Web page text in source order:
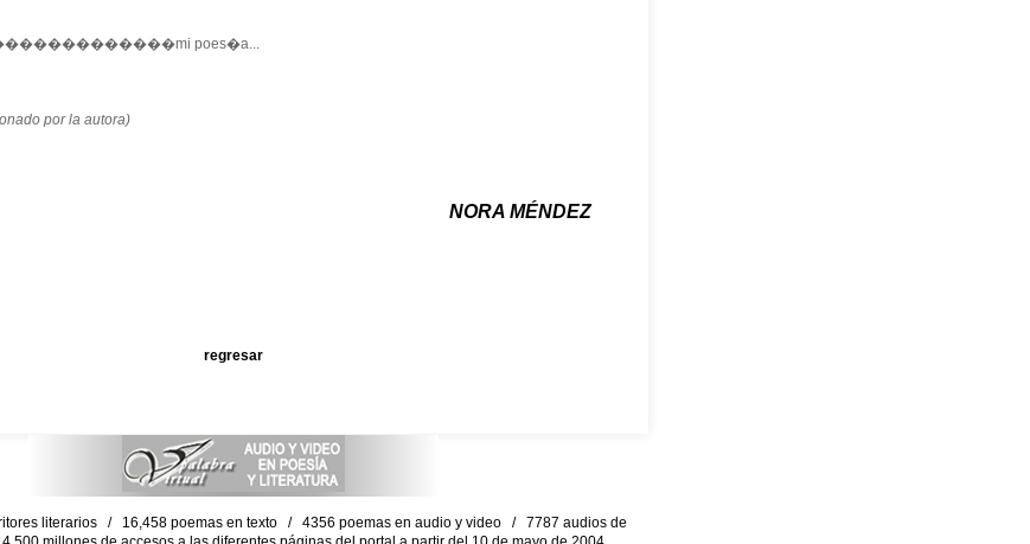
poes�a...
por la autora)
NORA MÉNDEZ
regresar
literarios / 16,458 poemas en texto / 4356 poemas en audio y video / 7787 audios de